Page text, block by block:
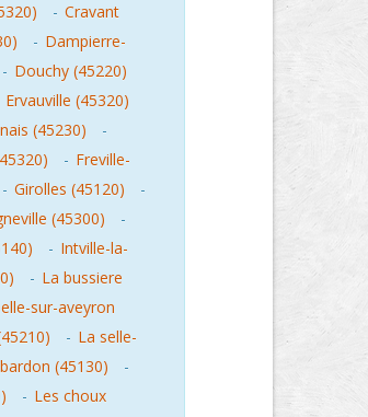
- Cravant
- Dampierre-
- Douchy (45220)
Ervauville (45320)
(45230)
-
- Freville-
- Girolles (45120)
-
(45300)
-
- Intville-la-
- La bussiere
sur-aveyron
- La selle-
(45130)
-
- Les choux